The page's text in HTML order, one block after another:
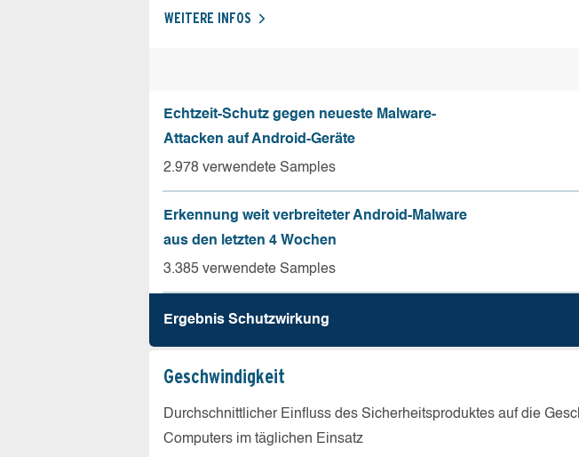
WEITERE INFOS
Echtzeit-Schutz gegen neueste Malware-
Attacken auf Android-Geräte
2.978 verwendete Samples
Erkennung weit verbreiteter Android-Malware
aus den letzten 4 Wochen
3.385 verwendete Samples
Ergebnis Schutz­wirkung
Geschw­indigkeit
Durchschnittlicher Einfluss des Sicherheitsproduktes auf die
Computers im täglichen Einsatz